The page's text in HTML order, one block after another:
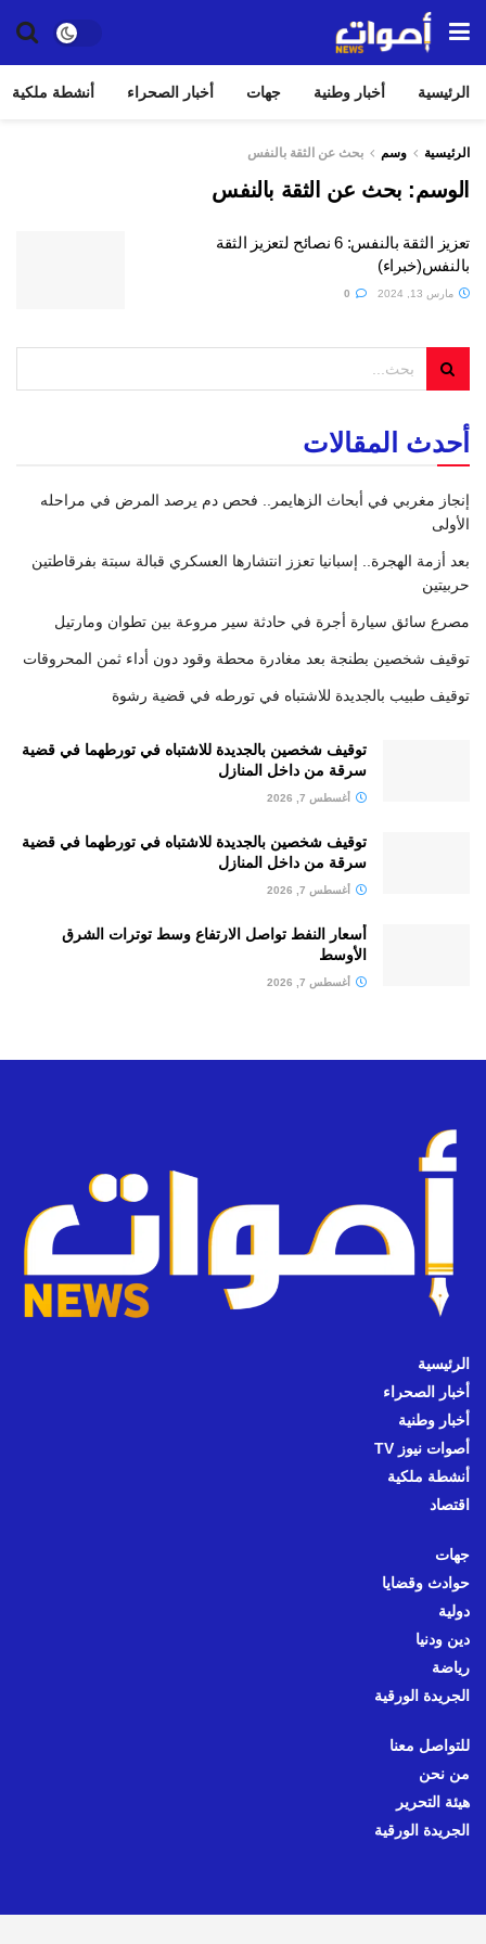
الرئيسية أخبار وطنية جهات أخبار الصحراء أنشطة ملكية
الرئيسية وسم بحث عن الثقة بالنفس
الوسم: بحث عن الثقة بالنفس
تعزيز الثقة بالنفس: 6 نصائح لتعزيز الثقة
بالنفس(خبراء)
مارس 13, 2024
أحدث المقالات
إنجاز مغربي في أبحاث الزهايمر.. فحص دم يرصد المرض في مراحله
الأولى
بعد أزمة الهجرة.. إسبانيا تعزز انتشارها العسكري قبالة سبتة بفرقاطتين
حربيتين
مصرع سائق سيارة أجرة في حادثة سير مروعة بين تطوان ومارتيل
توقيف شخصين بطنجة بعد مغادرة محطة وقود دون أداء ثمن المحروقات
توقيف طبيب بالجديدة للاشتباه في تورطه في قضية رشوة
توقيف شخصين بالجديدة للاشتباه في تورطهما في قضية
سرقة من داخل المنازل
أغسطس 7, 2026
توقيف شخصين بالجديدة للاشتباه في تورطهما في قضية
سرقة من داخل المنازل
أغسطس 7, 2026
أسعار النفط تواصل الارتفاع وسط توترات الشرق
الأوسط
أغسطس 7, 2026
الرئيسية
أخبار الصحراء
أخبار وطنية
أصوات نيوز TV
أنشطة ملكية
اقتصاد
جهات
حوادث وقضايا
دولية
دين ودنيا
رياضة
الجريدة الورقية
للتواصل معنا
من نحن
هيئة التحرير
الجريدة الورقية